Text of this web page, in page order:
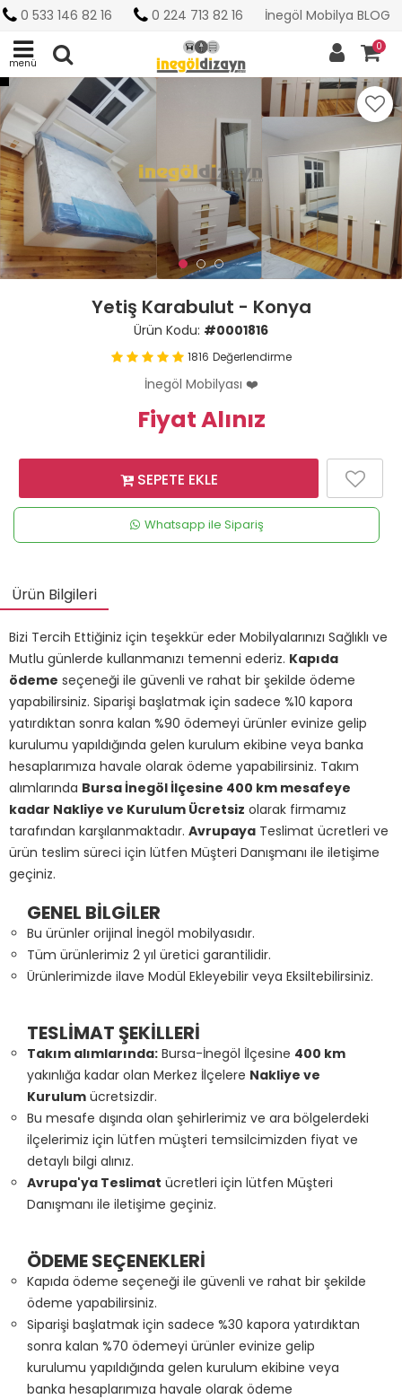
0 533 146 82 16 0 224 713 82 16 İnegöl Mobilya BLOG
menü
0
Yetiş Karabulut - Konya
Ürün Kodu: #0001816
1816 Değerlendirme
İnegöl Mobilyası ❤️
Fiyat Alınız
SEPETE EKLE
Whatsapp ile Sipariş
Ürün Bilgileri
Bizi Tercih Ettiğiniz için teşekkür eder Mobilyalarınızı Sağlıklı ve
Mutlu günlerde kullanmanızı temenni ederiz. Kapıda
ödeme seçeneği ile güvenli ve rahat bir şekilde ödeme
yapabilirsiniz. Siparişi başlatmak için sadece %10 kapora
yatırdıktan sonra kalan %90 ödemeyi ürünler evinize gelip
kurulumu yapıldığında gelen kurulum ekibine veya banka
hesaplarımıza havale olarak ödeme yapabilirsiniz. Takım
alımlarında Bursa İnegöl İlçesine 400 km mesafeye
kadar Nakliye ve Kurulum Ücretsiz olarak firmamız
tarafından karşılanmaktadır. Avrupaya Teslimat ücretleri ve
ürün teslim süreci için lütfen Müşteri Danışmanı ile iletişime
geçiniz.
GENEL BİLGİLER
Bu ürünler orijinal İnegöl mobilyasıdır.
Tüm ürünlerimiz 2 yıl üretici garantilidir.
Ürünlerimizde ilave Modül Ekleyebilir veya Eksiltebilirsiniz.
TESLİMAT ŞEKİLLERİ
Takım alımlarında: Bursa-İnegöl İlçesine 400 km
yakınlığa kadar olan Merkez İlçelere Nakliye ve
Kurulum ücretsizdir.
Bu mesafe dışında olan şehirlerimiz ve ara bölgelerdeki
ilçelerimiz için lütfen müşteri temsilcimizden fiyat ve
detaylı bilgi alınız.
Avrupa'ya Teslimat ücretleri için lütfen Müşteri
Danışmanı ile iletişime geçiniz.
ÖDEME SEÇENEKLERİ
Kapıda ödeme seçeneği ile güvenli ve rahat bir şekilde
ödeme yapabilirsiniz.
Siparişi başlatmak için sadece %30 kapora yatırdıktan
sonra kalan %70 ödemeyi ürünler evinize gelip
kurulumu yapıldığında gelen kurulum ekibine veya
banka hesaplarımıza havale olarak ödeme